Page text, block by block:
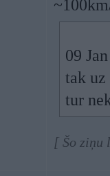
09
tak
tur
[ Šo ziņu